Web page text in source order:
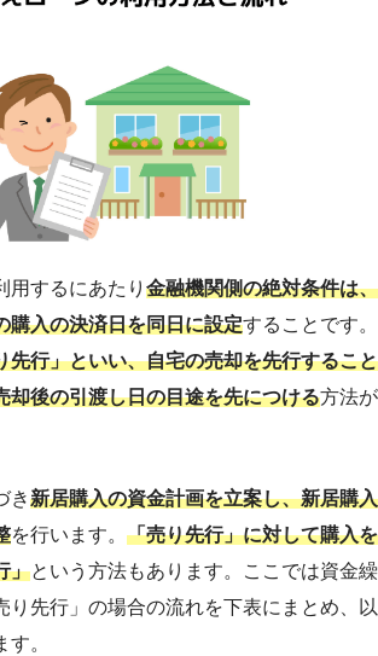
用するにあたり 金融機関側の絶対条件は、
購入の決済日を同日に設定することです。
先行」といい、自宅の売却を先行すること
却後の引渡し日の目途を先につける方法が
き新居購入の資金計画を立案し、新居購入
を行います。 「売り先行」に対して購入を
」という方法もあります。ここでは資金繰
り先行」の場合の流れを下表にまとめ、以
。